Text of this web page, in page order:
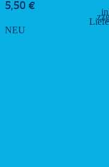
5,50 €
NEU